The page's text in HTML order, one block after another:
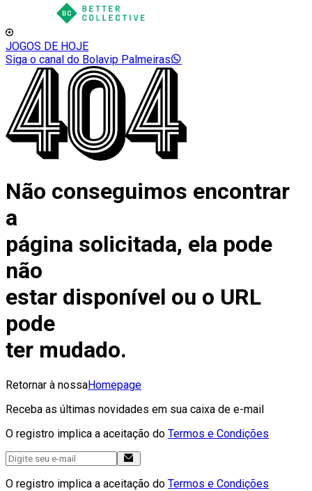
JOGOS DE HOJE
Siga o canal do Bolavip Palmeiras
Não conseguimos encontrar
a
página solicitada, ela pode
não
estar disponível ou o URL
pode
ter mudado.
Retornar à nossaHomepage
Receba as últimas novidades em sua caixa de e-mail
O registro implica a aceitação do Termos e Condições
O registro implica a aceitação do Termos e Condições